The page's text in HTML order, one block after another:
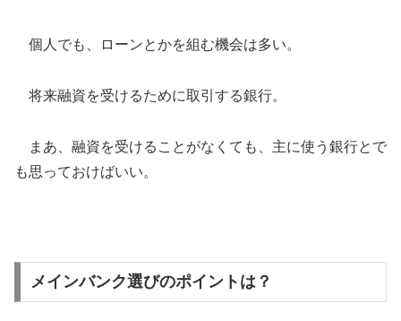
個人でも、ローンとかを組む機会は多い。
将来融資を受けるために取引する銀行。
まあ、融資を受けることがなくても、主に使う銀行とで
も思っておけばいい。
メインバンク選びのポイントは？